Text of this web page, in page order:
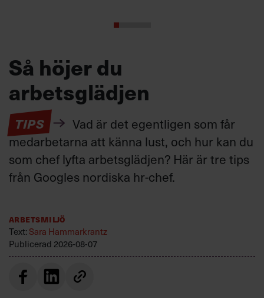
Så höjer du
arbetsglädjen
TIPS
Vad är det egentligen som får
medarbetarna att känna lust, och hur kan du
som chef lyfta arbetsglädjen? Här är tre tips
från Googles nordiska hr-chef.
Arbetsmiljö
Text:Sara Hammarkrantz
Publicerad 2026-08-07